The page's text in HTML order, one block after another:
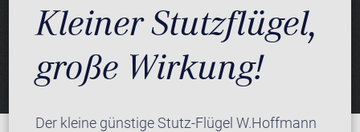
Kleiner Stutzflügel,
große Wirkung!
Der kleine günstige Stutz-Flügel W.Hoffmann